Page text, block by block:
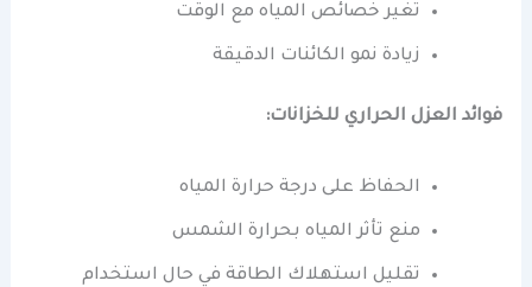
تغير خصائص المياه مع الوقت
زيادة نمو الكائنات الدقيقة
فوائد العزل الحراري للخزانات:
الحفاظ على درجة حرارة المياه
منع تأثر المياه بحرارة الشمس
تقليل استهلاك الطاقة في حال استخدام